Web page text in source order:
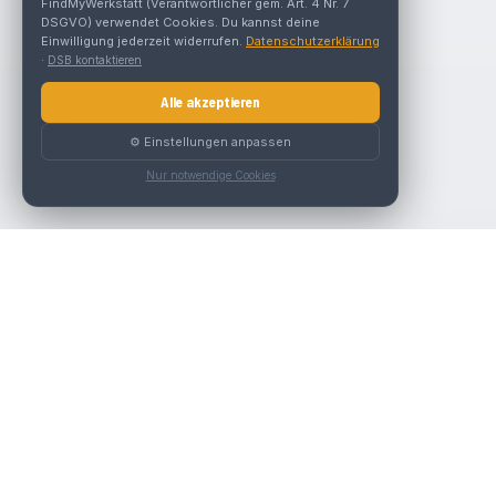
FindMyWerkstatt (Verantwortlicher gem. Art. 4 Nr. 7
DSGVO) verwendet Cookies. Du kannst deine
Einwilligung jederzeit widerrufen. Datenschutzerklärung
· DSB kontaktieren
Alle akzeptieren
⚙️ Einstellungen anpassen
Nur notwendige Cookies